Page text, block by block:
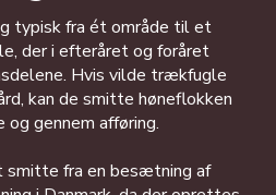
typisk fra ét område til et
der i efteråret og foråret
Hvis vilde trækfugle
kan de smitte høneflokken
gennem afføring.
fra en besætning af